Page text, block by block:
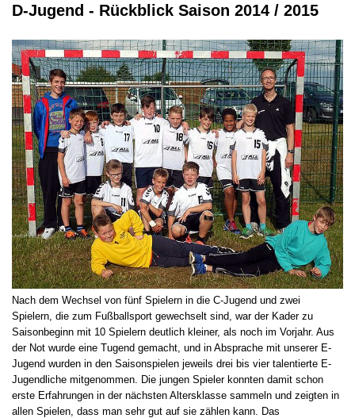
D-Jugend - Rückblick Saison 2014 / 2015
Nach dem Wechsel von fünf Spielern in die C-Jugend und zwei
Spielern, die zum Fußballsport gewechselt sind, war der Kader zu
Saisonbeginn mit 10 Spielern deutlich kleiner, als noch im Vorjahr. Aus
der Not wurde eine Tugend gemacht, und in Absprache mit unserer E-
Jugend wurden in den Saisonspielen jeweils drei bis vier talentierte E-
Jugendliche mitgenommen. Die jungen Spieler konnten damit schon
erste Erfahrungen in der nächsten Altersklasse sammeln und zeigten in
allen Spielen, dass man sehr gut auf sie zählen kann. Das